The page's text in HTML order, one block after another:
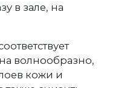
в зале, на
волнообразно,
кожи и